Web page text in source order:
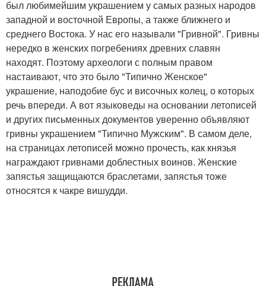
был любимейшим украшением у самых разных народов
западной и восточной Европы, а также ближнего и
среднего Востока. У нас его называли "Гривной". Гривны
нередко в женских погребениях древних славян
находят. Поэтому археологи с полным правом
настаивают, что это было "Типично Женское"
украшение, наподобие бус и височных колец, о которых
речь впереди. А вот языковеды на основании летописей
и других письменных документов уверенно объявляют
гривны украшением "Типично Мужским". В самом деле,
на страницах летописей можно прочесть, как князья
награждают гривнами доблестных воинов. Женские
запястья защищаются браслетами, запястья тоже
относятся к чакре вишудди.